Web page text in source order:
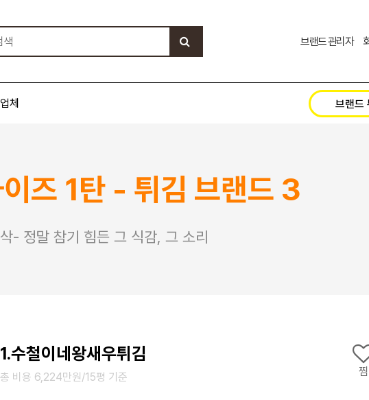
브랜드 관리자
체 브랜드
즈 1탄 - 튀김 브랜드 3
- 정말 참기 힘든 그 식감, 그 소리
1.수철이네왕새우튀김
찜
총 비용 6,224만원/15평 기준